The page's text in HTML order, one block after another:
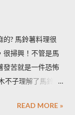
的? 馬鈴薯料理很
很掃興！不管是馬
發苦就是一件恐怖
不子理解了馬鈴薯
薯以含有大量茄
READ MORE »